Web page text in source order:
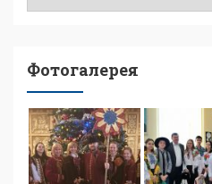
Фотогалерея